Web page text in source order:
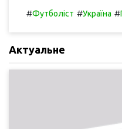
#Футболіст #Україна #
Актуальне